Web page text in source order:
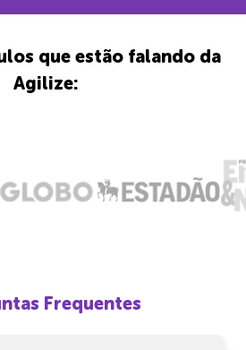
que estão falando da
Agilize:
Frequentes